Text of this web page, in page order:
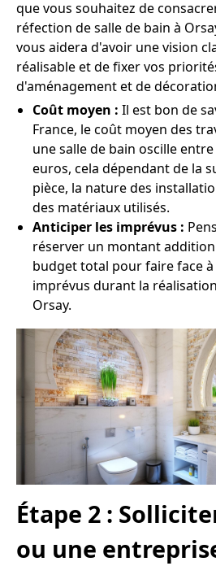
que vous souhaitez de
réfection de salle de bain à
vous aidera d'avoir une vision
réalisable et de fixer vos
d'aménagement et de
Coût moyen : Il est bon de
France, le coût moyen des
une salle de bain oscille entre
euros, cela dépendant de la
pièce, la nature des
des matériaux utilisés.
Anticiper les imprévus :
réserver un montant
budget total pour faire face
imprévus durant la
Orsay.
Étape 2 :
ou une